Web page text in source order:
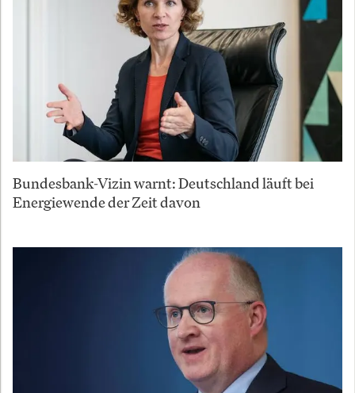
Bundesbank-Vizin warnt: Deutschland läuft bei
Energiewende der Zeit davon